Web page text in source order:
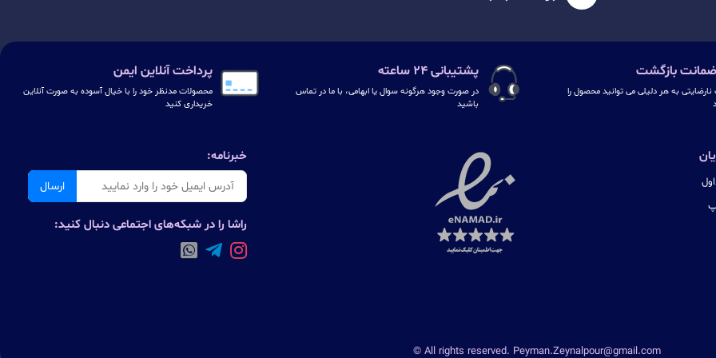
به هر دلیلی می توانید محصول را
پشتیبانی ۲۴ ساعته
در صورت وجود هرگونه سوال یا ابهامی، با ما در تماس
باشید
پرداخت آنلاین ایمن
محصولات مدنظر خود را با خیال آسوده به صورت آنلاین
خریداری کنید
خبرنامه:
ارسال
راشا را در شبکه‌های اجتماعی دنبال کنید:
© All rights reserved. Peyman.Zeynalpour@gmail.com